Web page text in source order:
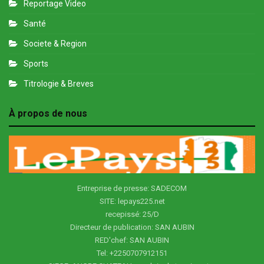
Reportage Video
Santé
Societe & Region
Sports
Titrologie & Breves
À propos de nous
Entreprise de presse: SADECOM
SITE: lepays225.net
recepissé: 25/D
Directeur de publication: SAN AUBIN
RED'chef: SAN AUBIN
Tel: +2250707912151